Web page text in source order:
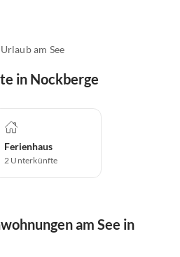
Urlaub am See
in Nockberge
Ferienhaus
2 Unterkünfte
am See in